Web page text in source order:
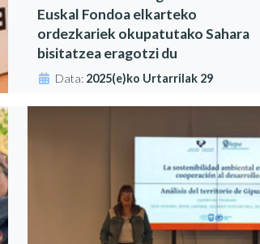
Euskal Fondoa elkarteko
ordezkariek okupatutako Sahara
bisitatzea eragotzi du
Data: 2025(e)ko Urtarrilak 29